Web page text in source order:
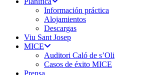
Información práctica
Alojamientos
Descargas
Viu Sant Josep
MICE
Auditori Caló de s’Oli
Casos de éxito MICE
Prensa